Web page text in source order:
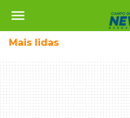
menu
Mais lidas